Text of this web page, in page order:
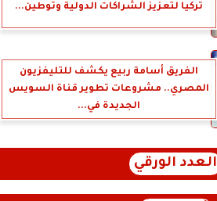
تركيا لتعزيز الشراكات الدولية وتوطين...
الفريق أسامة ربيع يكشف للتليفزيون
المصري.. مشروعات تطوير قناة السويس
الجديدة في...
العدد الورقي